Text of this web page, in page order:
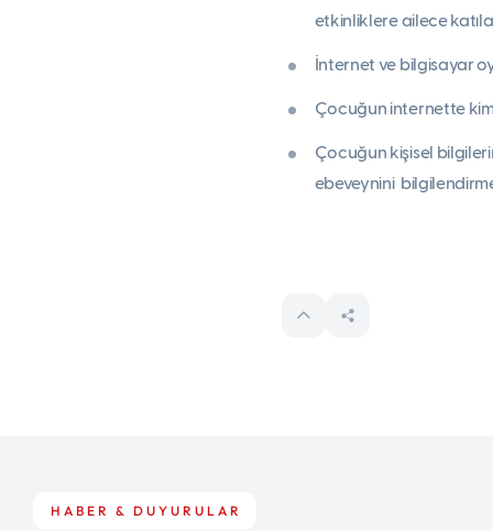
etkinliklere ailece
İnternet ve bilgisayar
Çocuğun internette
Çocuğun kişisel
ebeveynini
HABER & DUYURULAR